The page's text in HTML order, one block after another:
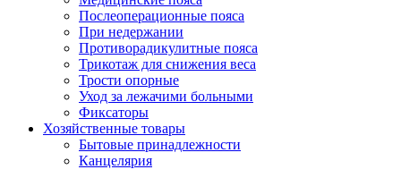
Послеоперационные пояса
При недержании
Противорадикулитные пояса
Трикотаж для снижения веса
Трости опорные
Уход за лежачими больными
Фиксаторы
Хозяйственные товары
Бытовые принадлежности
Канцелярия